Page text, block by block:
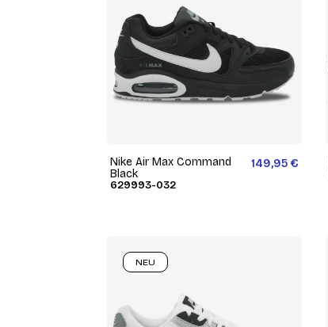
Nike Air Max Command
Black
629993-032
149,95 €
NEU